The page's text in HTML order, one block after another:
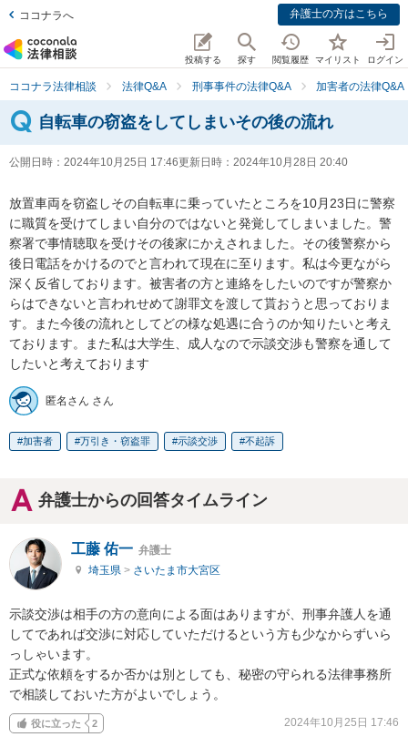
ココナラへ 弁護士の方はこちら
投稿する 探す 閲覧履歴 マイリスト ログイン
ココナラ法律相談 法律Q&A 刑事事件の法律Q&A 加害者の法律Q&A
自転車の窃盗をしてしまいその後の流れ
公開日時： 2024年10月25日 17:46更新日時： 2024年10月28日 20:40
放置車両を窃盗しその自転車に乗っていたところを10月23日に警察
に職質を受けてしまい自分のではないと発覚してしまいました。警
察署で事情聴取を受けその後家にかえされました。その後警察から
後日電話をかけるのでと言われて現在に至ります。私は今更ながら
深く反省しております。被害者の方と連絡をしたいのですが警察か
らはできないと言われせめて謝罪文を渡して貰おうと思っておりま
す。また今後の流れとしてどの様な処遇に合うのか知りたいと考え
ております。また私は大学生、成人なので示談交渉も警察を通して
したいと考えております
匿名さん さん
加害者 万引き・窃盗罪 示談交渉 不起訴
弁護士からの回答タイムライン
工藤 佑一 弁護士
埼玉県 > さいたま市大宮区
示談交渉は相手の方の意向による面はありますが、刑事弁護人を通
してであれば交渉に対応していただけるという方も少なからずいら
っしゃいます。
正式な依頼をするか否かは別としても、秘密の守られる法律事務所
で相談しておいた方がよいでしょう。
役に立った 2 2024年10月25日 17:46